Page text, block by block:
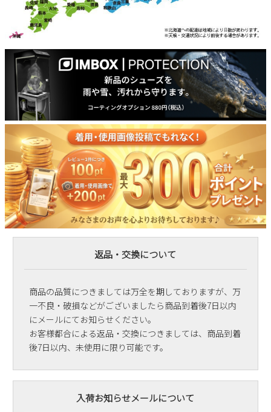
返品・交換について
商品の品質につきましては万全を期しておりますが、万
一不良・破損などがございましたら商品到着後7日以内
にメールにてお知らせください。
お客様都合による返品・交換につきましては、商品到着
後7日以内、未使用に限り可能です。
入荷お知らせメールについて